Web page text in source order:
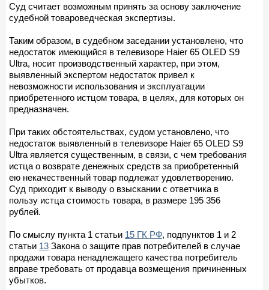
Суд считает возможным принять за основу заключение
судебной товароведческая экспертизы.
Таким образом, в судебном заседании установлено, что
недостаток имеющийся в телевизоре Haier 65 OLED S9
Ultra, носит производственный характер, при этом,
выявленный экспертом недостаток привел к
невозможности использования и эксплуатации
приобретенного истцом товара, в целях, для которых он
предназначен.
При таких обстоятельствах, судом установлено, что
недостаток выявленный в телевизоре Haier 65 OLED S9
Ultra является существенным, в связи, с чем требования
истца о возврате денежных средств за приобретенный
ею некачественный товар подлежат удовлетворению.
Суд приходит к выводу о взыскании с ответчика в
пользу истца стоимость товара, в размере 195 356
рублей.
По смыслу пункта 1 статьи 15 ГК РФ, подпунктов 1 и 2
статьи 13 Закона о защите прав потребителей в случае
продажи товара ненадлежащего качества потребитель
вправе требовать от продавца возмещения причиненных
убытков.